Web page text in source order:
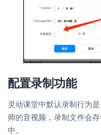
配置录制功能
灵动课堂中默认录制行为是
师的音视频，录制文件会
中。